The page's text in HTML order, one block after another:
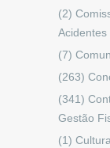
(2)
Acidentes
(7)
(263)
(341)
Gestão
(1)